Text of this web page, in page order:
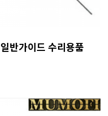
반가이드 수리용품